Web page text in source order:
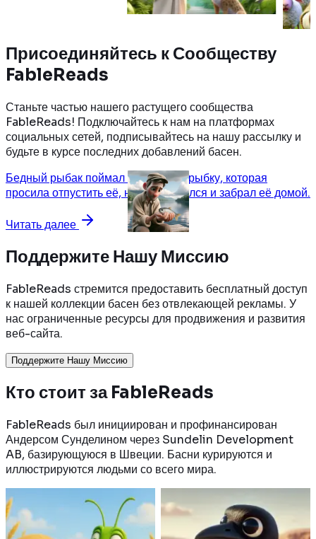
Читать далее
Читать далее
Присоединяйтесь к Сообществу
FableReads
Станьте частью нашего растущего сообщества
FableReads! Подключайтесь к нам на платформах
социальных сетей, подписывайтесь на нашу рассылку и
будьте в курсе последних добавлений басен.
Бедный рыбак поймал маленькую рыбку, которая
просила отпустить её, но он отказался и забрал её домой.
Читать далее
Поддержите Нашу Миссию
FableReads стремится предоставить бесплатный доступ
к нашей коллекции басен без отвлекающей рекламы. У
нас ограниченные ресурсы для продвижения и развития
веб-сайта.
Поддержите Нашу Миссию
Кто стоит за FableReads
FableReads был инициирован и профинансирован
Андерсом Сунделином через Sundelin Development
AB, базирующуюся в Швеции. Басни курируются и
иллюстрируются людьми со всего мира.
Aesop
Greece
Муравей и Кузнечик Ворон и Кувшин